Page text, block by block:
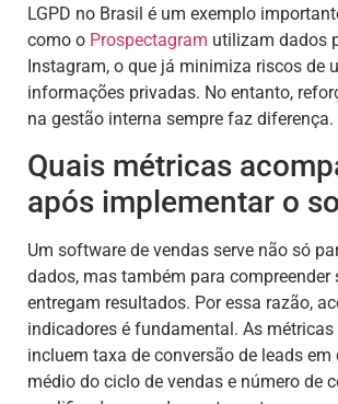
LGPD no Brasil é um exemplo
como o Prospectagram utilizam dados
Instagram, o que já minimiza riscos de
informações privadas. No entanto,
na gestão interna sempre faz diferença.
Quais métricas
após implementar o
Um software de vendas serve não só
dados, mas também para compreender
entregam resultados. Por essa razão,
indicadores é fundamental. As
incluem taxa de conversão de leads em
médio do ciclo de vendas e número de